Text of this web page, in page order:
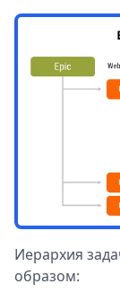
Иерархия
образом: